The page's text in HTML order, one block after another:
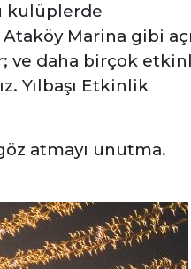
Marina gibi
ve daha birçok
Yılbaşı Etkinlik
atmayı unutma.